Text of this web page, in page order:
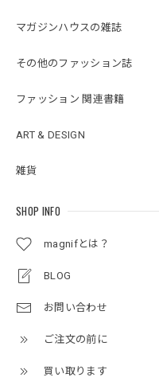
マガジンハウスの雑誌
その他のファッション誌
ファッション 関連書籍
ART & DESIGN
雑貨
SHOP INFO
magnifとは？
BLOG
お問い合わせ
ご注文の前に
買い取ります